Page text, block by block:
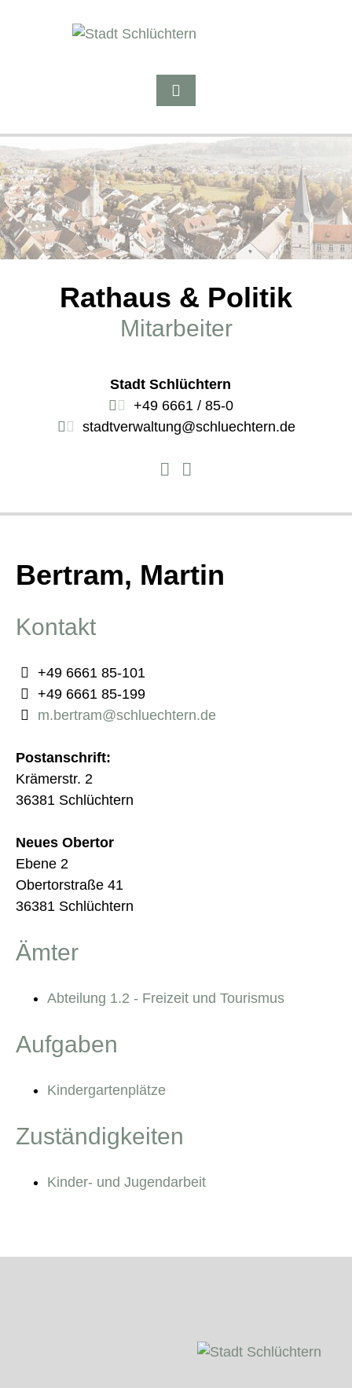
Rathaus & Politik
Mitarbeiter
Stadt Schlüchtern
+49 6661 / 85-0
stadtverwaltung@schluechtern.de
Bertram, Martin
Kontakt
+49 6661 85-101
+49 6661 85-199
m.bertram@schluechtern.de
Postanschrift:
Krämerstr. 2
36381 Schlüchtern
Neues Obertor
Ebene 2
Obertorstraße 41
36381 Schlüchtern
Ämter
Abteilung 1.2 - Freizeit und Tourismus
Aufgaben
Kindergartenplätze
Zuständigkeiten
Kinder- und Jugendarbeit